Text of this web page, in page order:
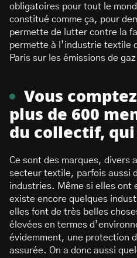
obligatoires pour tout le
constitué comme ça, pour
permette de lutter contre la
permette à l’industrie textile
Paris sur les émissions de
Vous
plus de 600
du collectif, qui
Ce sont des marques, divers
secteur textile, parfois aussi
industries. Même si elles ont
existe encore quelques
elles font de très belles
élevées en termes
évidemment, une protection
assurée. On a donc aussi